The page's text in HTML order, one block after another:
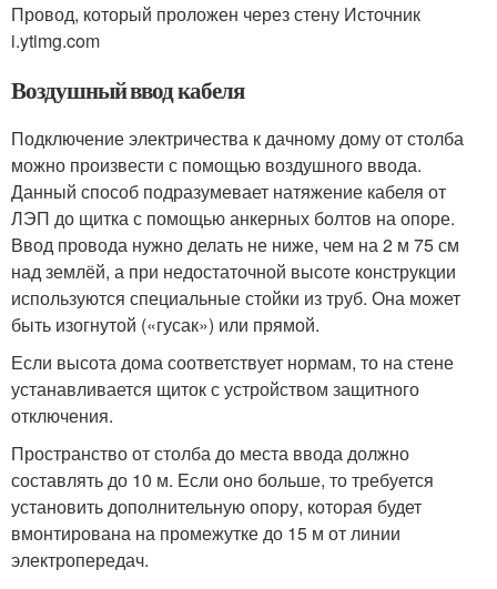
Провод, который проложен через стену Источник
i.ytimg.com
Воздушный ввод кабеля
Подключение электричества к дачному дому от столба
можно произвести с помощью воздушного ввода.
Данный способ подразумевает натяжение кабеля от
ЛЭП до щитка с помощью анкерных болтов на опоре.
Ввод провода нужно делать не ниже, чем на 2 м 75 см
над землёй, а при недостаточной высоте конструкции
используются специальные стойки из труб. Она может
быть изогнутой («гусак») или прямой.
Если высота дома соответствует нормам, то на стене
устанавливается щиток с устройством защитного
отключения.
Пространство от столба до места ввода должно
составлять до 10 м. Если оно больше, то требуется
установить дополнительную опору, которая будет
вмонтирована на промежутке до 15 м от линии
электропередач.